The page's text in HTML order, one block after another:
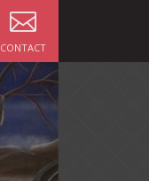
CONTACT